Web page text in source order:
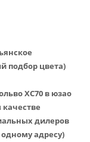
подбор цвета)
ХС70 в юзао
дилеров
адресу)